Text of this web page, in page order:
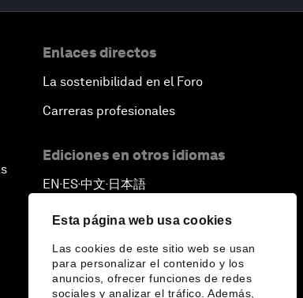
Esta página web usa cookies
Las cookies de este sitio web se usan
para personalizar el contenido y los
anuncios, ofrecer funciones de redes
sociales y analizar el tráfico. Además,
Enlaces directos
La sostenibilidad en el Foro
Carreras profesionales
Ediciones en otros idiomas
EN ▪ES▪中文▪ 日本語